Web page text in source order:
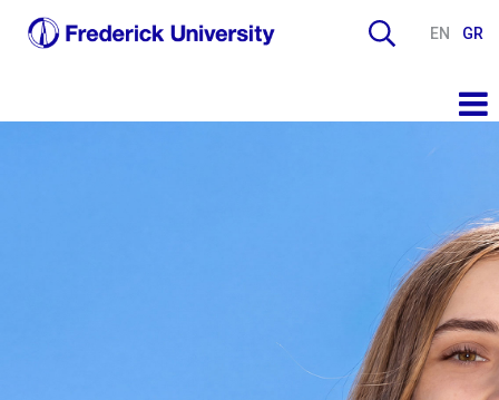
EN GR